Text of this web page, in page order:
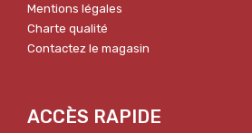
Mentions légales
Charte qualité
Contactez le magasin
ACCÈS RAPIDE